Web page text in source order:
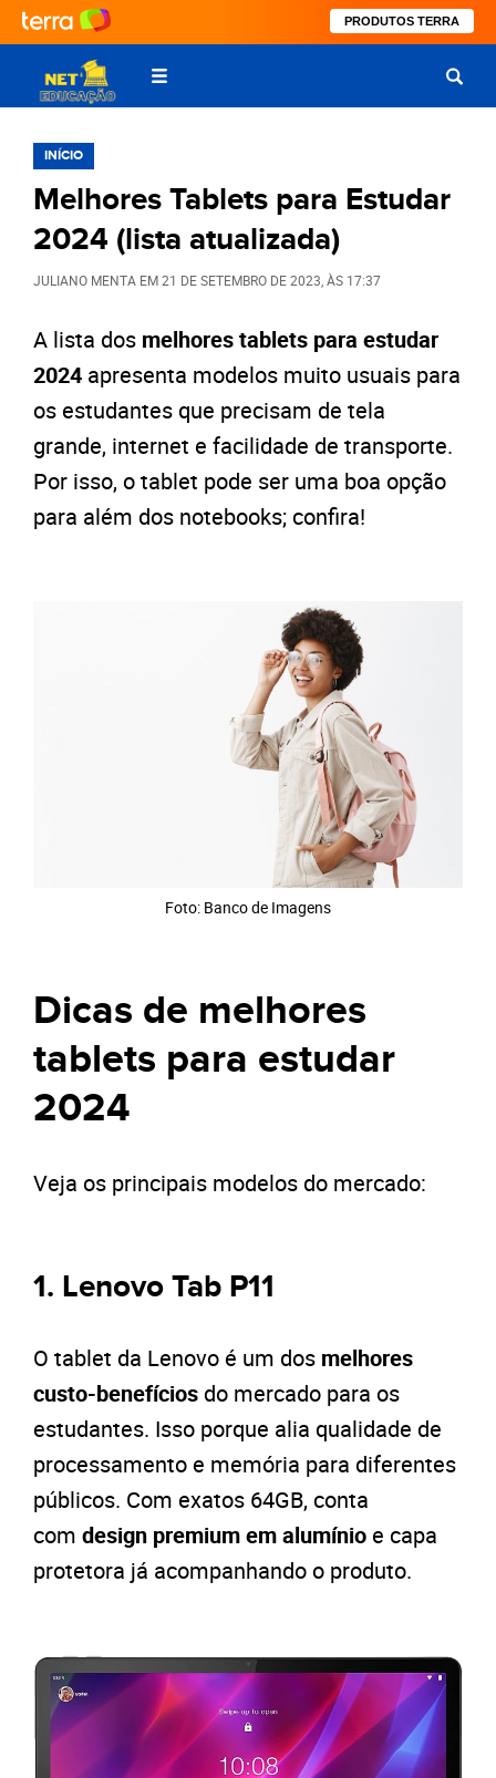
PRODUTOS TERRA
INÍCIO
Melhores Tablets para Estudar
2024 (lista atualizada)
JULIANO MENTA EM21 DE SETEMBRO DE 2023 , ÀS 17:37
A lista dos melhores tablets para estudar
2024 apresenta modelos muito usuais para
os estudantes que precisam de tela
grande, internet e facilidade de transporte.
Por isso, o tablet pode ser uma boa opção
para além dos notebooks; confira!
Foto: Banco de Imagens
Dicas de melhores
tablets para estudar
2024
Veja os principais modelos do mercado:
1. Lenovo Tab P11
O tablet da Lenovo é um dos melhores
custo-benefícios do mercado para os
estudantes. Isso porque alia qualidade de
processamento e memória para diferentes
públicos. Com exatos 64GB, conta
com design premium em alumínio e capa
protetora já acompanhando o produto.